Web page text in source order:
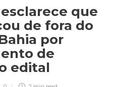
que
de fora do
por
de
edital